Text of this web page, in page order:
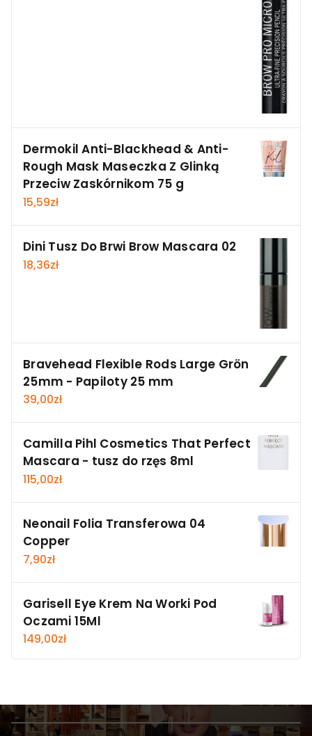
Dermokil Anti-Blackhead & Anti-
Rough Mask Maseczka Z Glinką
Przeciw Zaskórnikom 75 g
15,59zł
Dini Tusz Do Brwi Brow Mascara 02
18,36zł
Bravehead Flexible Rods Large Grön
25mm - Papiloty 25 mm
39,00zł
Camilla Pihl Cosmetics That Perfect
Mascara - tusz do rzęs 8ml
115,00zł
Neonail Folia Transferowa 04
Copper
7,90zł
Garisell Eye Krem Na Worki Pod
Oczami 15Ml
149,00zł